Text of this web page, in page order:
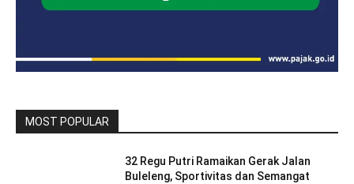
MOST POPULAR
32 Regu Putri Ramaikan Gerak Jalan
Buleleng, Sportivitas dan Semangat